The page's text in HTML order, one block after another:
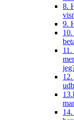
8.
9.